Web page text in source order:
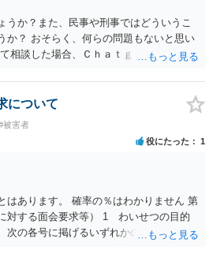
うか？また、民事や刑事ではどういうこ
か？ おそらく、何らの問題もないと思い
相談した場合、Ｃｈａｔｇｐｔがｏｐｅ
人名や会社名を特定していない限り、一
に織り込まれる可能性が生じるにすぎま
秘密情報に当たるとは思えませんし、名
する誹謗中傷の不特定多数への公開に
ちろん、誰がその内容をｃｈａｔｇｐｔ
れることはないので、個人や会社の特定
そらく特定して書き込んだとして
の責任に問われることはないでしょう。
について
被害者
役にたった 1
はあります。 確率の％はわかりません 第
対する面会要求等） 1 わいせつの目的
次の各号に掲げるいずれかの行為をした